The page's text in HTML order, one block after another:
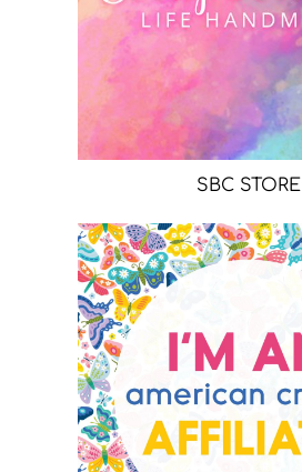
SBC STORE